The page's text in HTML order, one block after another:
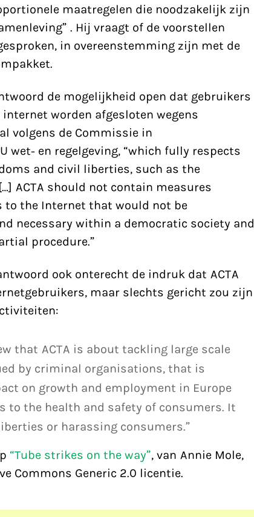
maatregelen die noodzakelijk zijn
. Hij vraagt of de voorstellen
in overeenstemming zijn met de
de mogelijkheid open dat gebruikers
worden afgesloten wegens
volgens de Commissie in
wet- en regelgeving, “which fully respects
and civil liberties, such as the
ACTA should not contain measures
to the Internet that would not be
necessary within a democratic society and
procedure.”
ook onterecht de indruk dat ACTA
maar slechts gericht zou zijn
that ACTA is about tackling large scale
by criminal organisations, that is
on growth and employment in Europe
to the health and safety of consumers. It
or harassing consumers.”
“Tube strikes on the way”, van Annie Mole,
Commons Generic 2.0 licentie.